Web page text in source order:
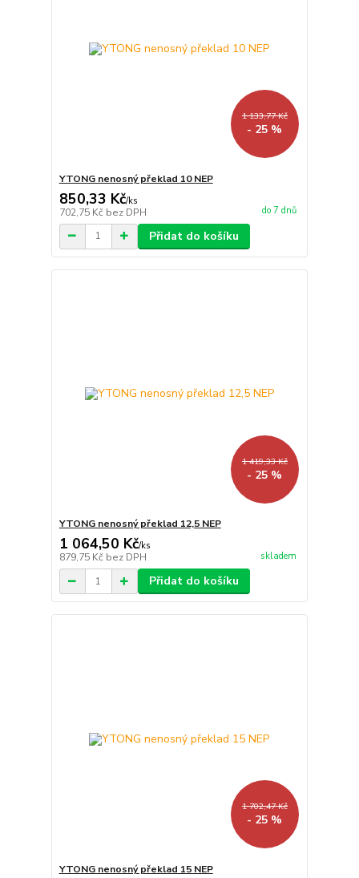
1 133,77 Kč
- 25 %
YTONG nenosný překlad 10 NEP
850,33 Kč/ks
702,75 Kč bez DPH do 7 dnů
Přidat do košíku
1 419,33 Kč
- 25 %
YTONG nenosný překlad 12,5 NEP
1 064,50 Kč/ks
879,75 Kč bez DPH skladem
Přidat do košíku
1 702,47 Kč
- 25 %
YTONG nenosný překlad 15 NEP